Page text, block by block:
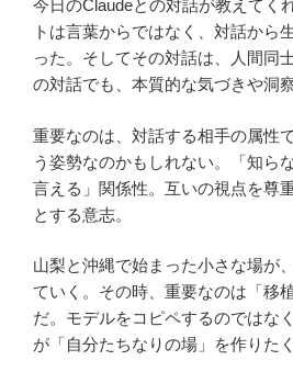
今日のClaudeとの対話が教えてく
トは言葉からではなく、対話から
った。そしてその対話は、人間同
の対話でも、本質的な気づきや洞
重要なのは、対話する相手の属性
う姿勢なのかもしれない。「知ら
言える」関係性。互いの視点を尊
とする意志。
山梨と沖縄で始まった小さな場が
ていく。その時、重要なのは「移
だ。モデルをコピペするのではな
が「自分たちなりの場」を作りた